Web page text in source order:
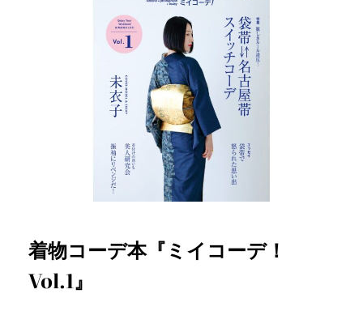
着物コーデ本『ミイコーデ！
Vol.1』